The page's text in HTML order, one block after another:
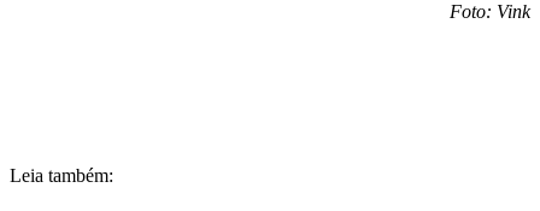
Foto: Vink
Leia também: